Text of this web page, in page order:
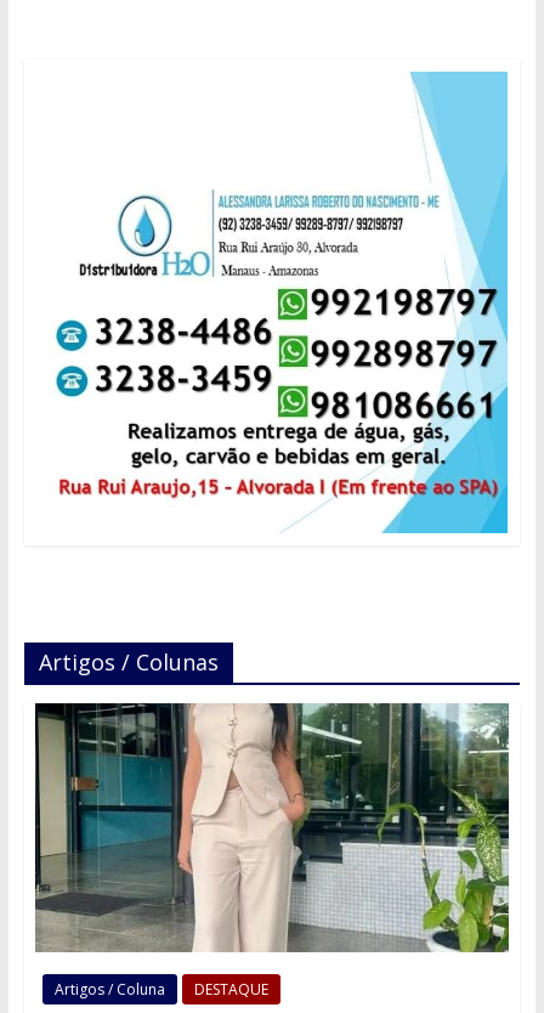
Artigos / Colunas
Artigos / Coluna DESTAQUE